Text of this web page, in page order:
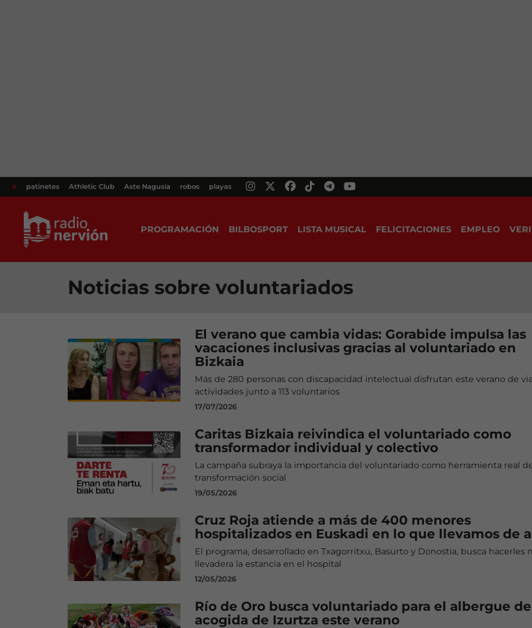
# patinetes Athletic Club Aste Nagusia robos playas
PROGRAMACIÓN BILBOSPORT LISTA MUSICAL FELICITACIONES EMPLEO
Noticias sobre voluntariados
El verano que cambia vidas: Gorabide impulsa las
vacaciones inclusivas gracias al voluntariado en
Bizkaia
Más de 280 personas con discapacidad intelectual disfrutan este verano de
actividades junto a 113 voluntarios
17/07/2026
Caritas Bizkaia reivindica el voluntariado como
transformador individual y colectivo
La campaña subraya la importancia del voluntariado como herramienta real
transformación social
19/05/2026
Cruz Roja atiende a más de 400 menores
hospitalizados en Euskadi en lo que llevamos de
El programa, desarrollado en Txagorritxu, Basurto y Donostia, busca hacerles
llevadera la estancia en el hospital
12/05/2026
Río de Oro busca voluntariado para el albergue de
acogida de Izurtza este verano